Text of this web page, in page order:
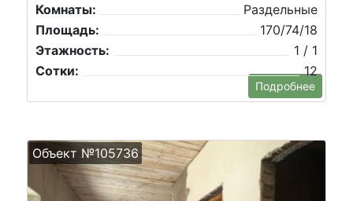
Комнаты:
Раздельные
Площадь:
170/74/18
Этажность:
1 / 1
Сотки:
12
Подробнее
Объект №105736